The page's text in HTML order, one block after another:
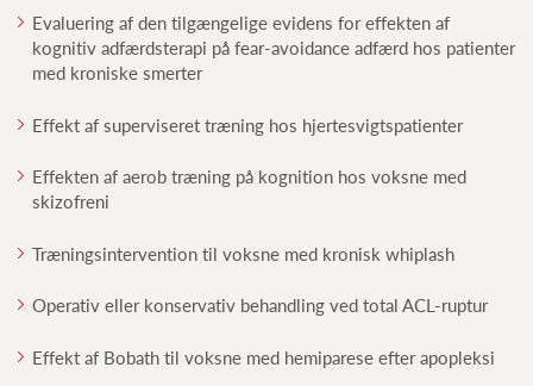
Evaluering af den tilgængelige evidens for effekten af
kognitiv adfærdsterapi på fear-avoidance adfærd hos patienter
med kroniske smerter
Effekt af superviseret træning hos hjertesvigtspatienter
Effekten af aerob træning på kognition hos voksne med
skizofreni
Træningsintervention til voksne med kronisk whiplash
Operativ eller konservativ behandling ved total ACL-ruptur
Effekt af Bobath til voksne med hemiparese efter apopleksi